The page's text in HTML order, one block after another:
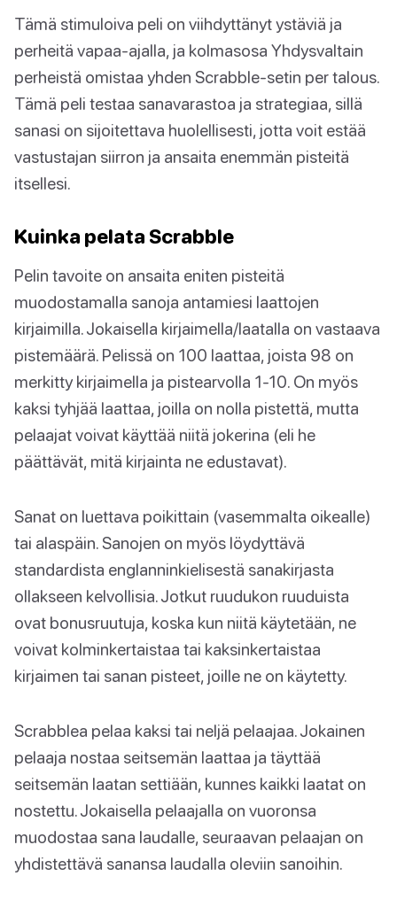
Tämä stimuloiva peli on viihdyttänyt ystäviä ja
perheitä vapaa-ajalla, ja kolmasosa Yhdysvaltain
perheistä omistaa yhden Scrabble-setin per talous.
Tämä peli testaa sanavarastoa ja strategiaa, sillä
sanasi on sijoitettava huolellisesti, jotta voit estää
vastustajan siirron ja ansaita enemmän pisteitä
itsellesi.
Kuinka pelata Scrabble
Pelin tavoite on ansaita eniten pisteitä
muodostamalla sanoja antamiesi laattojen
kirjaimilla. Jokaisella kirjaimella/laatalla on vastaava
pistemäärä. Pelissä on 100 laattaa, joista 98 on
merkitty kirjaimella ja pistearvolla 1-10. On myös
kaksi tyhjää laattaa, joilla on nolla pistettä, mutta
pelaajat voivat käyttää niitä jokerina (eli he
päättävät, mitä kirjainta ne edustavat).
Sanat on luettava poikittain (vasemmalta oikealle)
tai alaspäin. Sanojen on myös löydyttävä
standardista englanninkielisestä sanakirjasta
ollakseen kelvollisia. Jotkut ruudukon ruuduista
ovat bonusruutuja, koska kun niitä käytetään, ne
voivat kolminkertaistaa tai kaksinkertaistaa
kirjaimen tai sanan pisteet, joille ne on käytetty.
Scrabblea pelaa kaksi tai neljä pelaajaa. Jokainen
pelaaja nostaa seitsemän laattaa ja täyttää
seitsemän laatan settiään, kunnes kaikki laatat on
nostettu. Jokaisella pelaajalla on vuoronsa
muodostaa sana laudalle, seuraavan pelaajan on
yhdistettävä sanansa laudalla oleviin sanoihin.